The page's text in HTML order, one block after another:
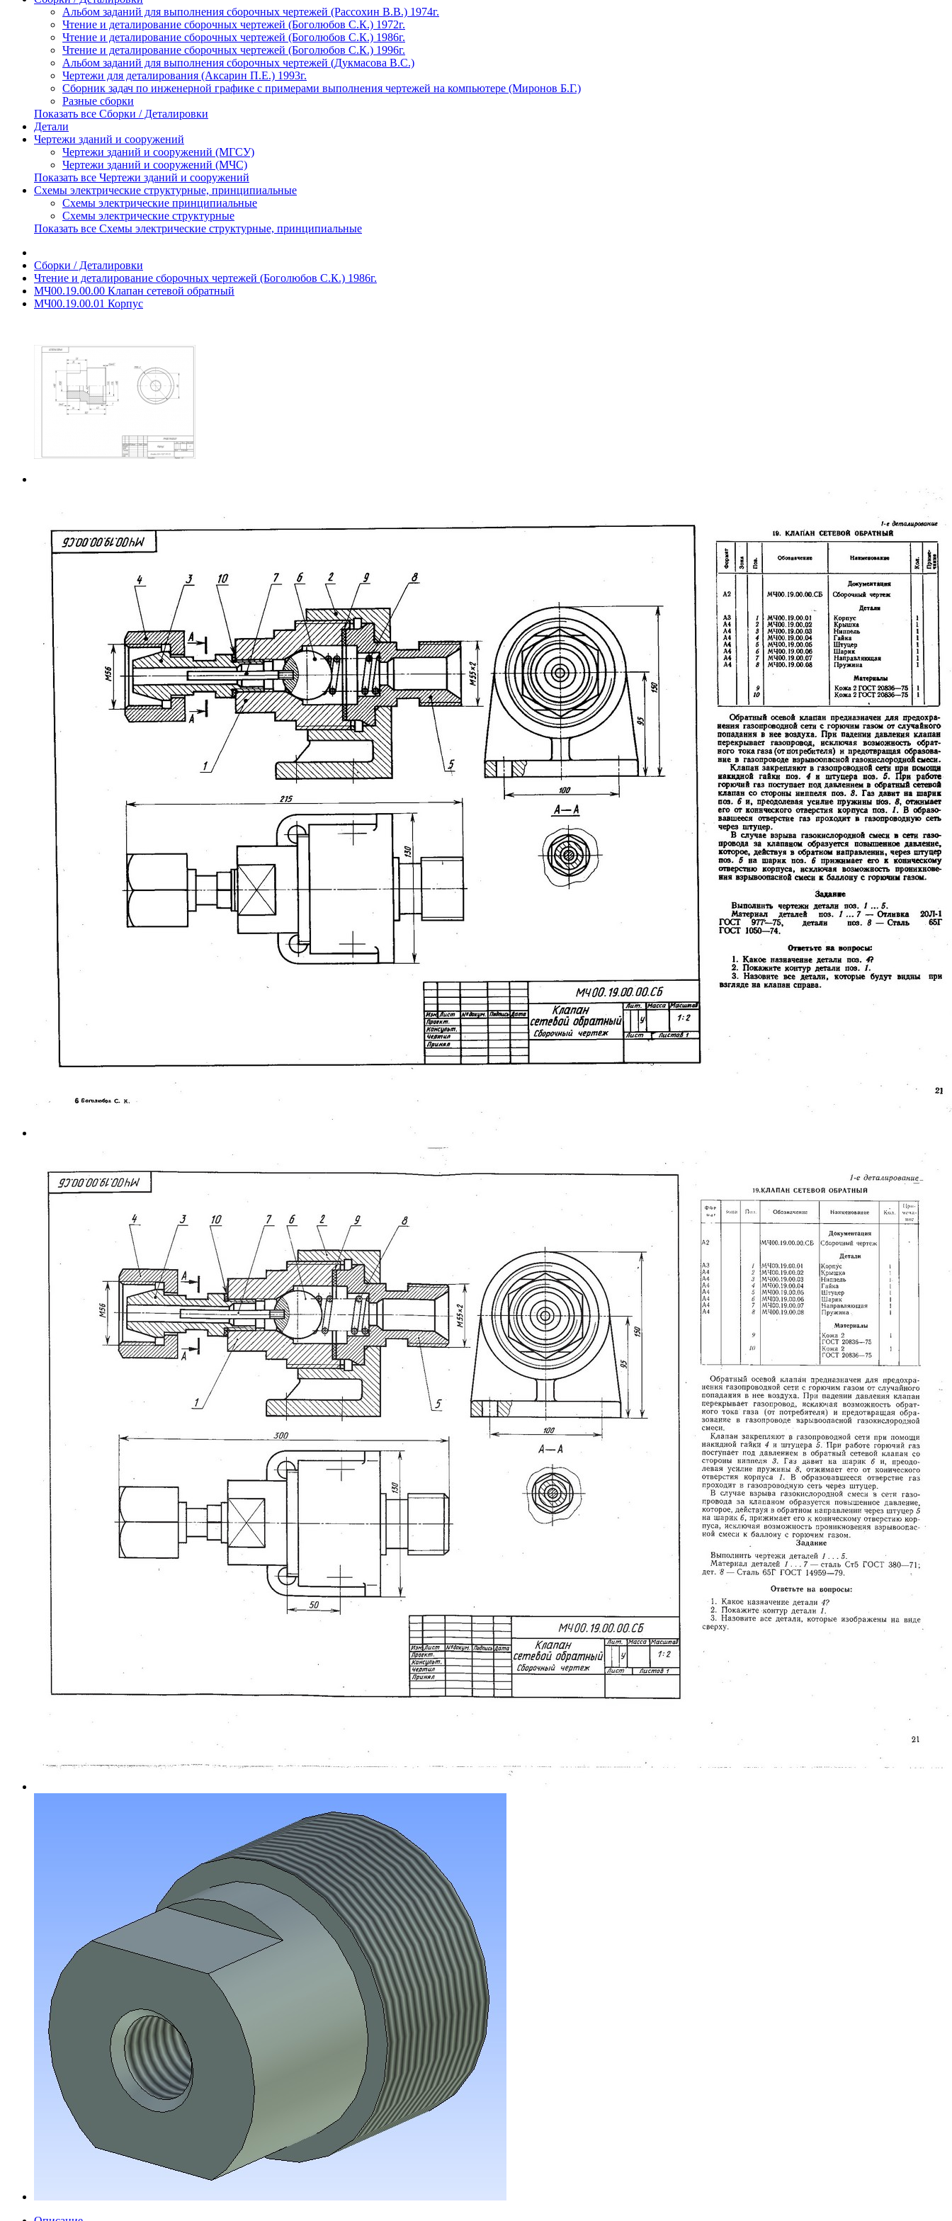
Альбом заданий для выполнения сборочных чертежей (Рассохин В.В.) 1974г.
Чтение и деталирование сборочных чертежей (Боголюбов С.К.) 1972г.
Чтение и деталирование сборочных чертежей (Боголюбов С.К.) 1986г.
Чтение и деталирование сборочных чертежей (Боголюбов С.К.) 1996г.
Альбом заданий для выполнения сборочных чертежей (Дукмасова В.С.)
Чертежи для деталирования (Аксарин П.Е.) 1993г.
Сборник задач по инженерной графике с примерами выполнения чертежей на компьютере (Миронов Б.Г.)
Разные сборки
Показать все Сборки / Деталировки
Детали
Чертежи зданий и сооружений
Чертежи зданий и сооружений (МГСУ)
Чертежи зданий и сооружений (МЧС)
Показать все Чертежи зданий и сооружений
Схемы электрические структурные, принципиальные
Схемы электрические принципиальные
Схемы электрические структурные
Показать все Схемы электрические структурные, принципиальные
Сборки / Деталировки
Чтение и деталирование сборочных чертежей (Боголюбов С.К.) 1986г.
МЧ00.19.00.00 Клапан сетевой обратный
МЧ00.19.00.01 Корпус